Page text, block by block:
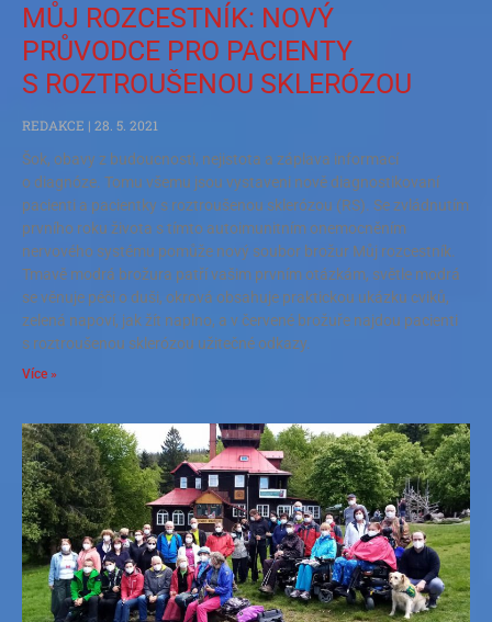
MŮJ ROZCESTNÍK: NOVÝ
PRŮVODCE PRO PACIENTY
S ROZTROUŠENOU SKLERÓZOU
REDAKCE
28. 5. 2021
Šok, obavy z budoucnosti, nejistota a záplava informací
o diagnóze. Tomu všemu jsou vystaveni nově diagnostikovaní
pacienti a pacientky s roztroušenou sklerózou (RS). Se zvládnutím
prvního roku života s tímto autoimunitním onemocněním
nervového systému pomůže nový soubor brožur Můj rozcestník.
Tmavě modrá brožura patří vašim prvním otázkám, světle modrá
se věnuje péči o duši, okrová obsahuje praktickou ukázku cviků,
zelená napoví, jak žít naplno, a v červené brožuře najdou pacienti
s roztroušenou sklerózou užitečné odkazy.
Více »